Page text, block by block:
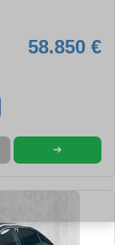
58.850 €
➜